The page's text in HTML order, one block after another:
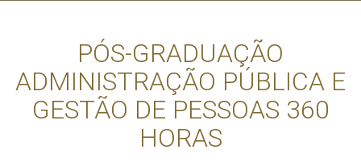
PÓS-GRADUAÇÃO
ADMINISTRAÇÃO PÚBLICA E
GESTÃO DE PESSOAS 360
HORAS